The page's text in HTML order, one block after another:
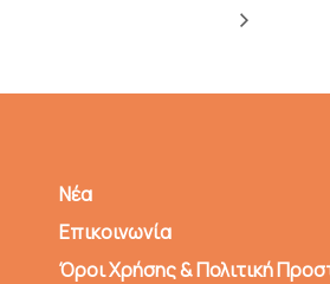
Νέα
Επικοινωνία
Όροι Χρήσης & Πολιτική